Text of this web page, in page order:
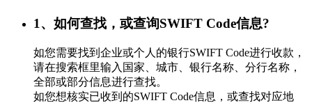
1、如何查找，或查询SWIFT Code信息?
如您需要找到企业或个人的银行SWIFT Code进行收款，
请在搜索框里输入国家、城市、银行名称、分行名称，
全部或部分信息进行查找。
如您想核实已收到的SWIFT Code信息，或查找对应地